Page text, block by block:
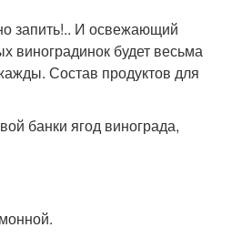
запить!.. И освежающий
виноградинок будет весьма
Состав продуктов для
банки ягод винограда,